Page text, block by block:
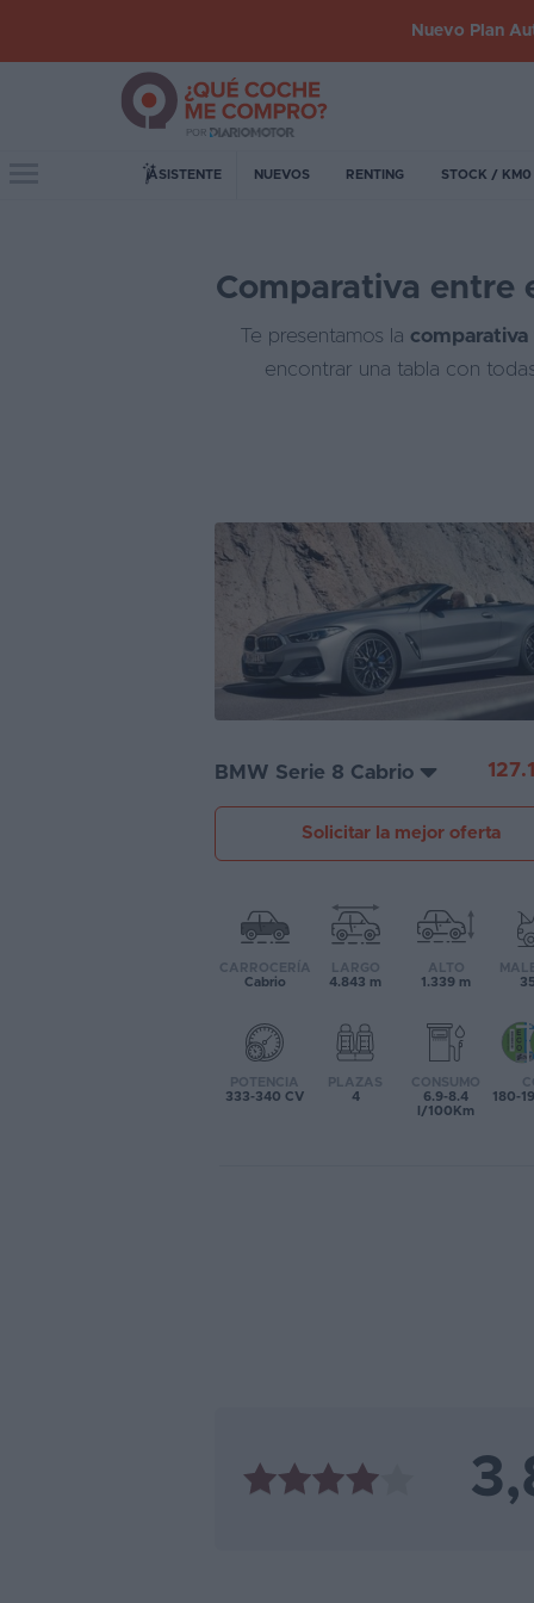
Nuevo Plan
ASISTENTE NUEVOS RENTING STOCK / KM0
Comparativa entre
Te presentamos la
encontrar una tabla con
BMW Serie 8 Cabrio
Solicitar la mejor oferta
CARROCERÍA
Cabrio
LARGO
4.843 m
ALTO
1.339 m
POTENCIA
333-340 CV
PLAZAS
4
CONSUMO
6.9-8.4
l/100Km
180-